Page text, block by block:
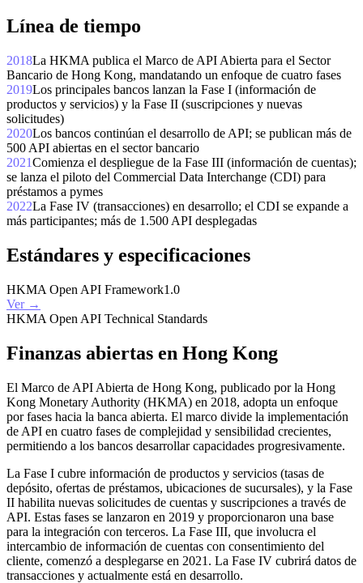
Línea de tiempo
2018La HKMA publica el Marco de API Abierta para el Sector
Bancario de Hong Kong, mandatando un enfoque de cuatro fases
2019Los principales bancos lanzan la Fase I (información de
productos y servicios) y la Fase II (suscripciones y nuevas
solicitudes)
2020Los bancos continúan el desarrollo de API; se publican más de
500 API abiertas en el sector bancario
2021Comienza el despliegue de la Fase III (información de cuentas);
se lanza el piloto del Commercial Data Interchange (CDI) para
préstamos a pymes
2022La Fase IV (transacciones) en desarrollo; el CDI se expande a
más participantes; más de 1.500 API desplegadas
Estándares y especificaciones
HKMA Open API Framework1.0
Ver →
HKMA Open API Technical Standards
Finanzas abiertas en Hong Kong
El Marco de API Abierta de Hong Kong, publicado por la Hong
Kong Monetary Authority (HKMA) en 2018, adopta un enfoque
por fases hacia la banca abierta. El marco divide la implementación
de API en cuatro fases de complejidad y sensibilidad crecientes,
permitiendo a los bancos desarrollar capacidades progresivamente.
La Fase I cubre información de productos y servicios (tasas de
depósito, ofertas de préstamos, ubicaciones de sucursales), y la Fase
II habilita nuevas solicitudes de cuentas y suscripciones a través de
API. Estas fases se lanzaron en 2019 y proporcionaron una base
para la integración con terceros. La Fase III, que involucra el
intercambio de información de cuentas con consentimiento del
cliente, comenzó a desplegarse en 2021. La Fase IV cubrirá datos de
transacciones y actualmente está en desarrollo.